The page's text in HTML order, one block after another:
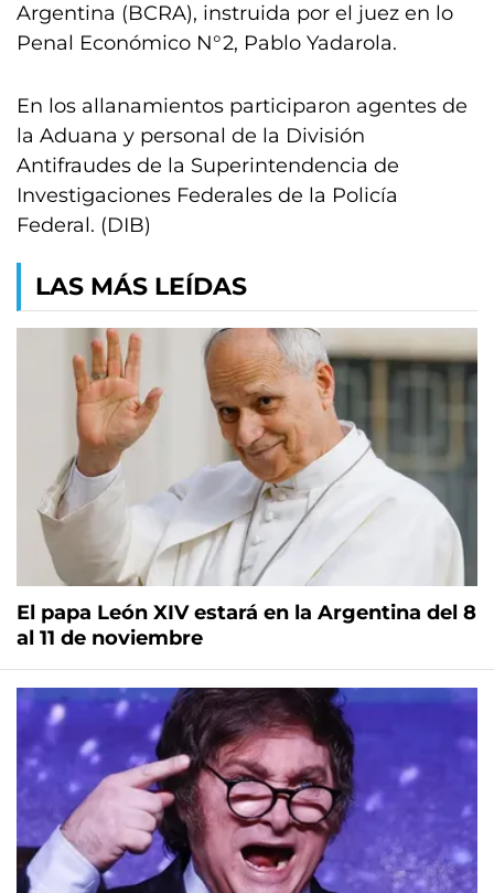
Argentina (BCRA), instruida por el juez en lo
Penal Económico N°2, Pablo Yadarola.
En los allanamientos participaron agentes de
la Aduana y personal de la División
Antifraudes de la Superintendencia de
Investigaciones Federales de la Policía
Federal. (DIB)
LAS MÁS LEÍDAS
El papa León XIV estará en la Argentina del 8
al 11 de noviembre